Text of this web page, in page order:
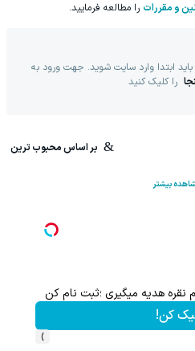
و مقررات را مطالعه فرمایید.
ابتدا وارد سایت شوید. جهت ورود به
را کلیک کنید
بر اساس محبوب ترین
بیشتر
نقره هدیه میگیری ؛ثبت نام کن
کن!
›